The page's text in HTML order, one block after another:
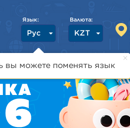
Валюта:
KZT
Язык:
Рус
вы можете поменять язык
Горящие туры